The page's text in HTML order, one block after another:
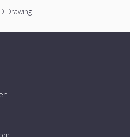
Drawing